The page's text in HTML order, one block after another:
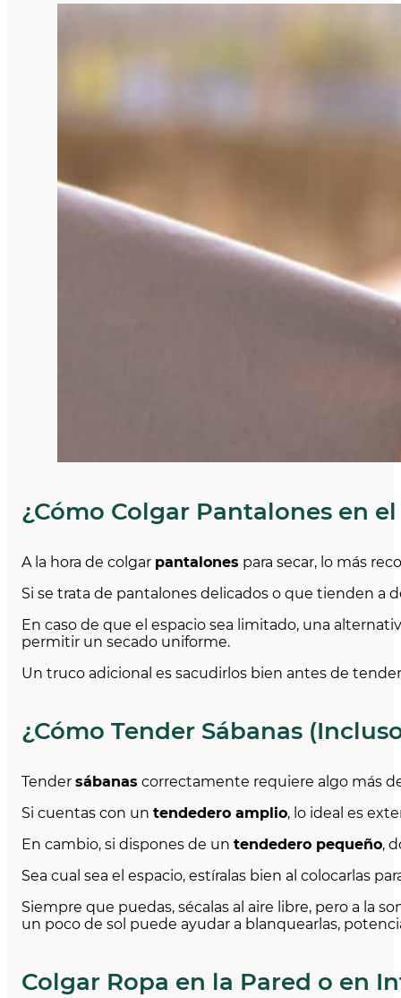
¿Cómo Colgar Pantalones en
A la hora de colgar pantalones para secar, lo más
Si se trata de pantalones delicados o que tienden a
En caso de que el espacio sea limitado, una
permitir un secado uniforme.
Un truco adicional es sacudirlos bien antes de
¿Cómo Tender Sábanas
Tender sábanas correctamente requiere algo más
Si cuentas con un tendedero amplio, lo ideal es
En cambio, si dispones de un tendedero pequeño,
Sea cual sea el espacio, estíralas bien al colocarlas
Siempre que puedas, sécalas al aire libre, pero a la
un poco de sol puede ayudar a blanquearlas,
Colgar Ropa en la Pared o en